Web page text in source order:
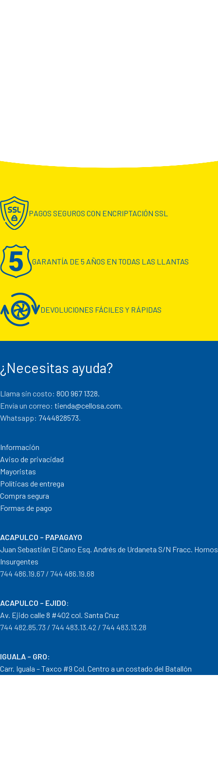
PAGOS SEGUROS CON ENCRIPTACIÓN SSL
GARANTÍA DE 5 AÑOS EN TODAS LAS LLANTAS
DEVOLUCIONES FÁCILES Y RÁPIDAS
¿Necesitas ayuda?
Llama sin costo: 800 967 1328.
Envía un correo: tienda@cellosa.com.
Whatsapp: 7444828573.
Información
Aviso de privacidad
Mayoristas
Políticas de entrega
Compra segura
Formas de pago
ACAPULCO – PAPAGAYO
Juan Sebastián El Cano Esq. Andrés de Urdaneta S/N Fracc. Hornos
Insurgentes
744 486.19.67 / 744 486.19.68
ACAPULCO – EJIDO:
Av. Ejido calle 8 #402 col. Santa Cruz
744 482.85.73 / 744 483.13.42 / 744 483.13.28
IGUALA – GRO:
Carr. Iguala – Taxco #9 Col. Centro a un costado del Batallón